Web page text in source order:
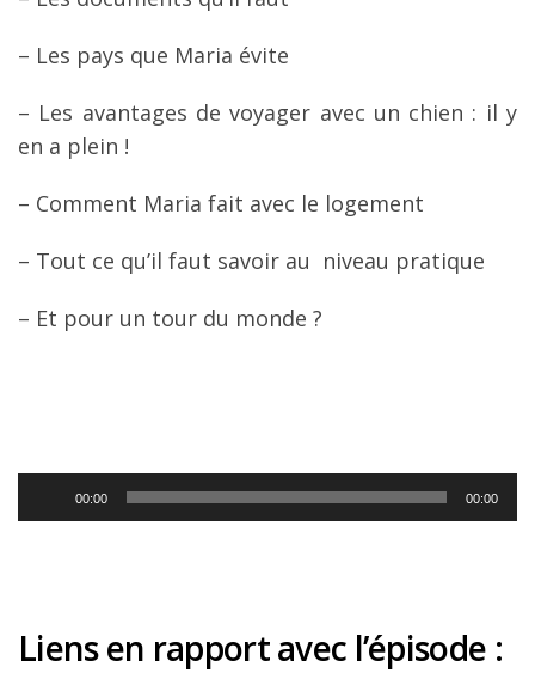
– Les pays que Maria évite
– Les avantages de voyager avec un chien : il y
en a plein !
– Comment Maria fait avec le logement
– Tout ce qu’il faut savoir au niveau pratique
– Et pour un tour du monde ?
audio
00:00 00:00
Liens en rapport avec l’épisode :